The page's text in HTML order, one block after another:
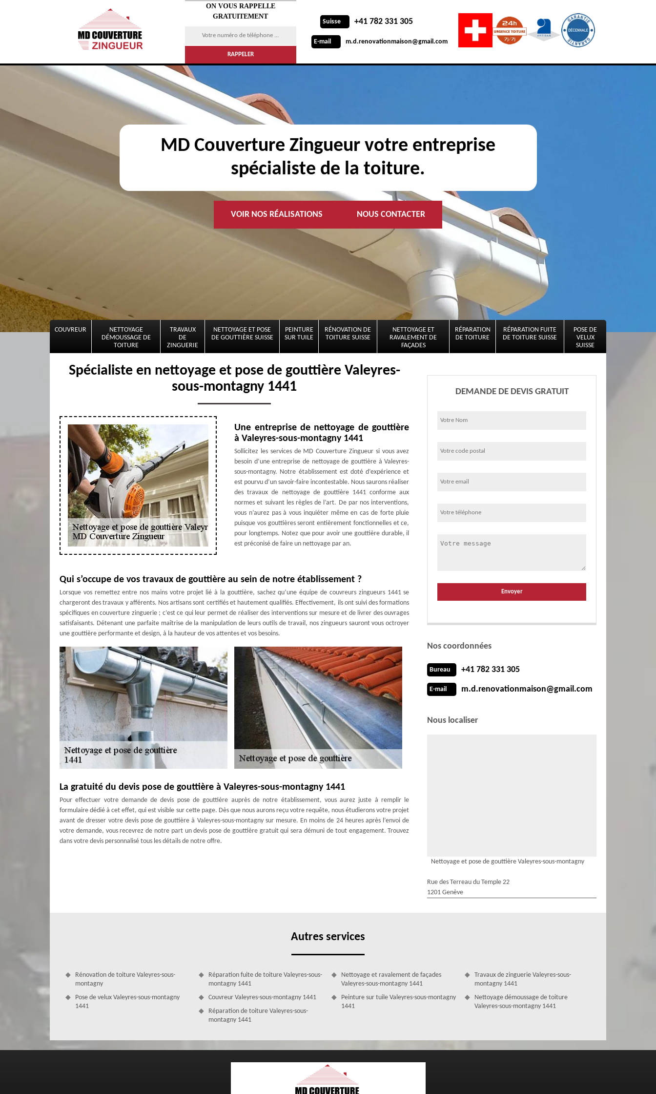
ON VOUS RAPPELLE
GRATUITEMENT
Suisse +41 782 331 305
E-mail m.d.renovationmaison@gmail.com
MD Couverture Zingueur votre entreprise
spécialiste de la toiture.
VOIR NOS RÉALISATIONS NOUS CONTACTER
COUVREUR
NETTOYAGE
DÉMOUSSAGE DE
TOITURE
TRAVAUX
DE
ZINGUERIE
NETTOYAGE ET POSE
DE GOUTTIÈRE SUISSE
PEINTURE
SUR TUILE
RÉNOVATION DE
TOITURE SUISSE
NETTOYAGE ET
RAVALEMENT DE
FAÇADES
RÉPARATION
DE TOITURE
RÉPARATION FUITE
DE TOITURE SUISSE
POSE DE
VELUX
SUISSE
Spécialiste en nettoyage et pose de gouttière Valeyres-
sous-montagny 1441
Une entreprise de nettoyage de gouttière
à Valeyres-sous-montagny 1441
Sollicitez les services de MD Couverture Zingueur si vous avez
besoin d’une entreprise de nettoyage de gouttière à Valeyres-
sous-montagny. Notre établissement est doté d’expérience et
est pourvu d’un savoir-faire incontestable. Nous saurons réaliser
des travaux de nettoyage de gouttière 1441 conforme aux
normes et suivant les règles de l’art. De par nos interventions,
vous n’aurez pas à vous inquiéter même en cas de forte pluie
puisque vos gouttières seront entièrement fonctionnelles et ce,
pour longtemps. Notez que pour avoir une gouttière durable, il
est préconisé de faire un nettoyage par an.
Qui s’occupe de vos travaux de gouttière au sein de notre établissement ?
Lorsque vos remettez entre nos mains votre projet lié à la gouttière, sachez qu’une équipe de couvreurs zingueurs 1441 se
chargeront des travaux y afférents. Nos artisans sont certifiés et hautement qualifiés. Effectivement, ils ont suivi des formations
spécifiques en couverture zinguerie ; c’est ce qui leur permet de réaliser des interventions sur mesure et de livrer des ouvrages
satisfaisants. Détenant une parfaite maîtrise de la manipulation de leurs outils de travail, nos zingueurs sauront vous octroyer
une gouttière performante et design, à la hauteur de vos attentes et vos besoins.
La gratuité du devis pose de gouttière à Valeyres-sous-montagny 1441
Pour effectuer votre demande de devis pose de gouttière auprès de notre établissement, vous aurez juste à remplir le
formulaire dédié à cet effet, qui est visible sur cette page. Dès que nous aurons reçu votre requête, nous étudierons votre projet
avant de dresser votre devis pose de gouttière à Valeyres-sous-montagny sur mesure. En moins de 24 heures après l’envoi de
votre demande, vous recevrez de notre part un devis pose de gouttière gratuit qui sera démuni de tout engagement. Trouvez
dans votre devis personnalisé tous les détails de notre offre.
Une pose de gouttière suivant les règles de l’art avec MD Couverture Zingueur
Avant toute pose de gouttière à Valeyres-sous-montagny, nos couvreurs zingueurs vont s’informer sur les normes exigées par
rapport au plan local d’urbanisme de votre quartier. Cela nous permettra de savoir quel type de gouttière peut être adapté à
DEMANDE DE DEVIS GRATUIT
Nos coordonnées
Bureau +41 782 331 305
E-mail m.d.renovationmaison@gmail.com
Nous localiser
Nettoyage et pose de gouttière Valeyres-sous-montagny
Rue des Terreau du Temple 22
1201 Genève
Autres services
Rénovation de toiture Valeyres-sous-
montagny
Pose de velux Valeyres-sous-montagny
1441
Réparation fuite de toiture Valeyres-sous-
montagny 1441
Couvreur Valeyres-sous-montagny 1441
Réparation de toiture Valeyres-sous-
montagny 1441
Nettoyage et ravalement de façades
Valeyres-sous-montagny 1441
Peinture sur tuile Valeyres-sous-montagny
1441
Travaux de zinguerie Valeyres-sous-
montagny 1441
Nettoyage démoussage de toiture
Valeyres-sous-montagny 1441